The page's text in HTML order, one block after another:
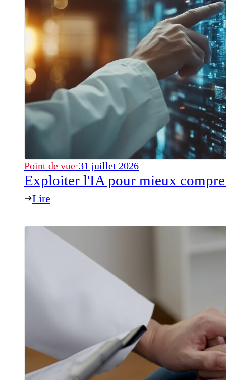
Point de vue·31 juillet 2026
Exploiter l'IA pour mieux
Lire